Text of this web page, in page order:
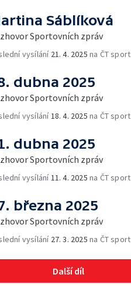
Sáblíková
Sportovních zpráv
vysílání 21. 4. 2025 na ČT sport
dubna 2025
Sportovních zpráv
vysílání 18. 4. 2025 na ČT sport
dubna 2025
Sportovních zpráv
vysílání 11. 4. 2025 na ČT sport
března 2025
Sportovních zpráv
vysílání 27. 3. 2025 na ČT sport
Další díl